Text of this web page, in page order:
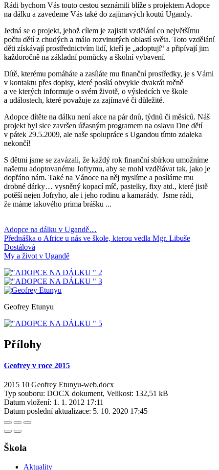
Rádi bychom Vás touto cestou seznámili blíže s projektem Adopce
na dálku a zavedeme Vás také do zajímavých koutů Ugandy.
Jedná se o projekt, jehož cílem je zajistit vzdělání co největšímu
počtu dětí z chudých a málo rozvinutých oblastí světa. Toto vzdělání
děti získávají prostřednictvím lidí, kteří je „adoptují“ a připívají jim
každoročně na základní pomůcky a školní vybavení.
Dítě, kterému pomáháte a zasíláte mu finanční prostředky, je s Vámi
v kontaktu přes dopisy, které posílá obvykle dvakrát ročně
a ve kterých informuje o svém životě, o výsledcích ve škole
a událostech, které považuje za zajímavé či důležité.
Adopce dítěte na dálku není akce na pár dnů, týdnů či měsíců. Náš
projekt byl sice završen úžasným programem na oslavu Dne dětí
v pátek 29.5.2009, ale naše spolupráce s Ugandou tímto zdaleka
nekončí!
S dětmi jsme se zavázali, že každý rok finanční sbírkou umožníme
našemu adoptovanému Jofrymu, aby se mohl vzdělávat tak, jako je
dopřáno nám. Také na Vánoce na něj myslíme a posíláme mu
drobné dárky… vysněný kopací míč, pastelky, fixy atd., které jistě
potěší nejen Jofryho, ale i jeho rodinu a kamarády. Jsme rádi,
že máme takového prima brášku ...
Adopce na dálku v Ugandě…
Přednáška o Africe u nás ve škole, kterou vedla Mgr. Libuše
Dostálová
My a život v Ugandě
Geofrey Etunyu
Přílohy
Geofrey v roce 2015
2015 10 Geofrey Etunyu-web.docx
Typ souboru: DOCX dokument, Velikost: 132,51 kB
Datum vložení: 1. 1. 2012 17:11
Datum poslední aktualizace: 5. 10. 2020 17:45
Škola
Aktuality